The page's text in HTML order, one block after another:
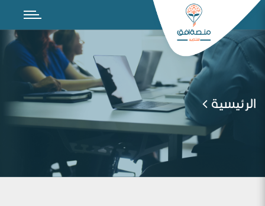
الرئيسية